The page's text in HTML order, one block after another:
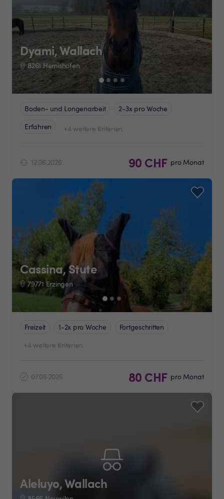
Dyami, Wallach
8261 Hemishofen
Boden- und Longenarbeit
2-3x pro Woche
Erfahren
+4 weitere Kriterien
12.06.2026 90 CHF pro Monat
Cassina, Stute
79771 Erzingen
Freizeit 1-2x pro Woche
Fortgeschritten
+4 weitere Kriterien
07.06.2026 80 CHF pro Monat
Aleluyo, Wallach